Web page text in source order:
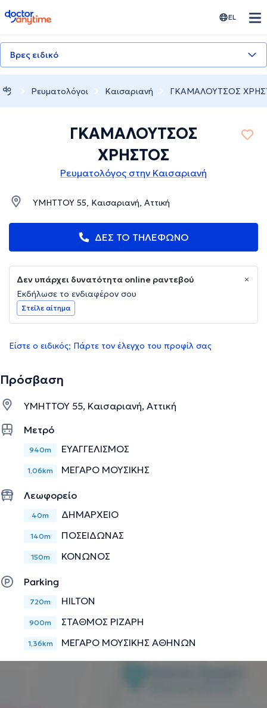
doctoranytime EL
Βρες ειδικό
Ρευματολόγοι Καισαριανή ΓΚΑΜΑΛΟΥΤΣΟΣ
ΓΚΑΜΑΛΟΥΤΣΟΣ
ΧΡΗΣΤΟΣ
Ρευματολόγος στην Καισαριανή
ΥΜΗΤΤΟΥ 55, Καισαριανή, Αττική
ΔΕΣ ΤΟ ΤΗΛΕΦΩΝΟ
Δεν υπάρχει δυνατότητα online ραντεβού
Εκδήλωσε το ενδιαφέρον σου
Στείλε αίτημα
Είστε ο ειδικός; Πάρτε τον έλεγχο του προφίλ σας
Πρόσβαση
ΥΜΗΤΤΟΥ 55, Καισαριανή, Αττική
Μετρό
940m ΕΥΑΓΓΕΛΙΣΜΟΣ
1,06km ΜΕΓΑΡΟ ΜΟΥΣΙΚΗΣ
Λεωφορείο
40m ΔΗΜΑΡΧΕΙΟ
140m ΠΟΣΕΙΔΩΝΑΣ
150m ΚΟΝΩΝΟΣ
Parking
720m HILTON
900m ΣΤΑΘΜΟΣ ΡΙΖΑΡΗ
1,36km ΜΕΓΑΡΟ ΜΟΥΣΙΚΗΣ ΑΘΗΝΩΝ